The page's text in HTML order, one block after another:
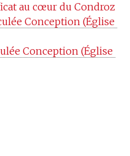
au cœur du Condroz
Conception (Église
Conception (Église